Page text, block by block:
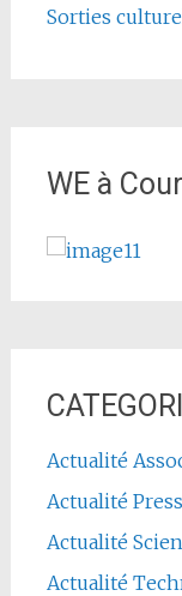
Sorties
WE à
Actualité
Actualité
Actualité
Actualité